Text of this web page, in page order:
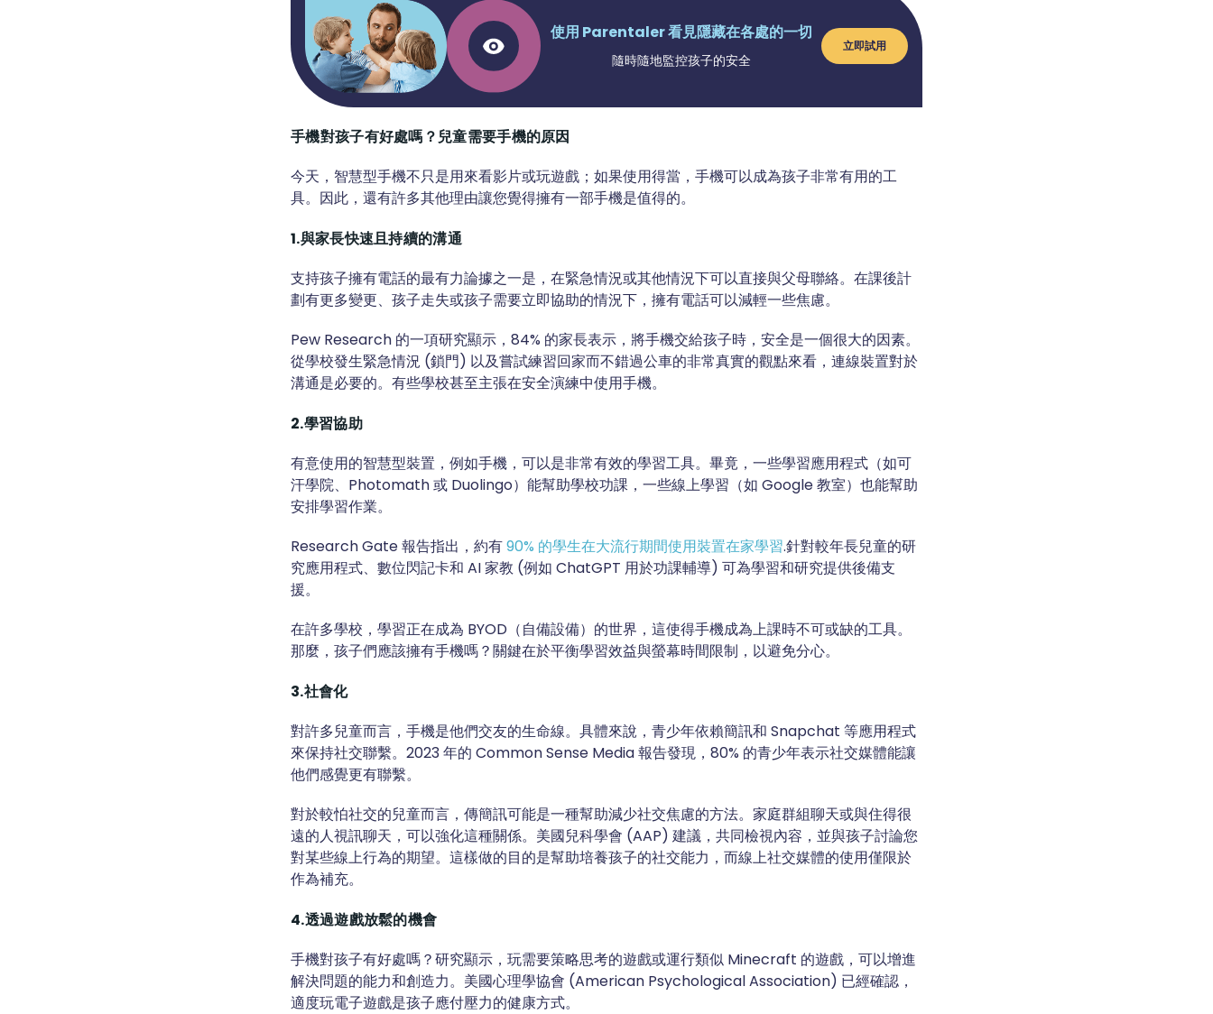
使用 Parentaler 看見隱藏在各處的一切
隨時隨地監控孩子的安全
立即試用
手機對孩子有好處嗎？兒童需要手機的原因
今天，智慧型手機不只是用來看影片或玩遊戲；如果使用得當，手機可以成為孩子非常有用的工
具。因此，還有許多其他理由讓您覺得擁有一部手機是值得的。
1.與家長快速且持續的溝通
支持孩子擁有電話的最有力論據之一是，在緊急情況或其他情況下可以直接與父母聯絡。在課後計
劃有更多變更、孩子走失或孩子需要立即協助的情況下，擁有電話可以減輕一些焦慮。
Pew Research 的一項研究顯示，84% 的家長表示，將手機交給孩子時，安全是一個很大的因素。
從學校發生緊急情況 (鎖門) 以及嘗試練習回家而不錯過公車的非常真實的觀點來看，連線裝置對於
溝通是必要的。有些學校甚至主張在安全演練中使用手機。
2.學習協助
有意使用的智慧型裝置，例如手機，可以是非常有效的學習工具。畢竟，一些學習應用程式（如可
汗學院、Photomath 或 Duolingo）能幫助學校功課，一些線上學習（如 Google 教室）也能幫助
安排學習作業。
Research Gate 報告指出，約有90% 的學生在大流行期間使用裝置在家學習.針對較年長兒童的研
究應用程式、數位閃記卡和 AI 家教 (例如 ChatGPT 用於功課輔導) 可為學習和研究提供後備支
援。
在許多學校，學習正在成為 BYOD（自備設備）的世界，這使得手機成為上課時不可或缺的工具。
那麼，孩子們應該擁有手機嗎？關鍵在於平衡學習效益與螢幕時間限制，以避免分心。
3.社會化
對許多兒童而言，手機是他們交友的生命線。具體來說，青少年依賴簡訊和 Snapchat 等應用程式
來保持社交聯繫。2023 年的 Common Sense Media 報告發現，80% 的青少年表示社交媒體能讓
他們感覺更有聯繫。
對於較怕社交的兒童而言，傳簡訊可能是一種幫助減少社交焦慮的方法。家庭群組聊天或與住得很
遠的人視訊聊天，可以強化這種關係。美國兒科學會 (AAP) 建議，共同檢視內容，並與孩子討論您
對某些線上行為的期望。這樣做的目的是幫助培養孩子的社交能力，而線上社交媒體的使用僅限於
作為補充。
4.透過遊戲放鬆的機會
手機對孩子有好處嗎？研究顯示，玩需要策略思考的遊戲或運行類似 Minecraft 的遊戲，可以增進
解決問題的能力和創造力。美國心理學協會 (American Psychological Association) 已經確認，
適度玩電子遊戲是孩子應付壓力的健康方式。